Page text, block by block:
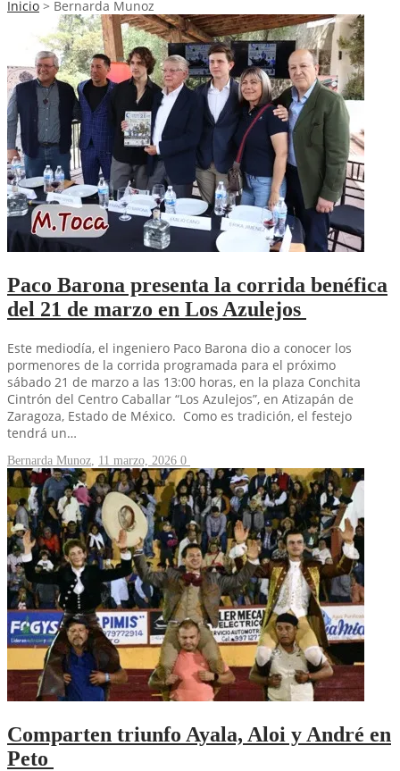
Inicio > Bernarda Munoz
Paco Barona presenta la corrida benéfica
del 21 de marzo en Los Azulejos
Este mediodía, el ingeniero Paco Barona dio a conocer los
pormenores de la corrida programada para el próximo
sábado 21 de marzo a las 13:00 horas, en la plaza Conchita
Cintrón del Centro Caballar “Los Azulejos”, en Atizapán de
Zaragoza, Estado de México. Como es tradición, el festejo
tendrá un…
Bernarda Munoz, 11 marzo, 2026 0
Comparten triunfo Ayala, Aloi y André en
Peto